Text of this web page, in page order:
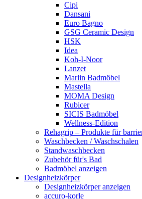
Cipi
Dansani
Euro Bagno
GSG Ceramic Design
HSK
Idea
Koh-I-Noor
Lanzet
Marlin Badmöbel
Mastella
MOMA Design
Rubicer
SICIS Badmöbel
Wellness-Edition
Rehagrip – Produkte für
Waschbecken / Waschschalen
Standwaschbecken
Zubehör für's Bad
Badmöbel anzeigen
Designheizkörper
Designheizkörper anzeigen
accuro-korle